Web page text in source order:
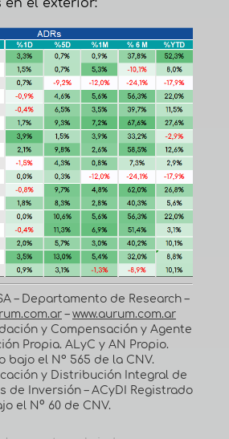
– Departamento de Research –
– www.aurum.com.ar
y Compensación y Agente
Propia. ALyC y AN Propio.
bajo el Nº 565 de la CNV.
y Distribución Integral de
de Inversión – ACyDI Registrado
el N° 60 de CNV.